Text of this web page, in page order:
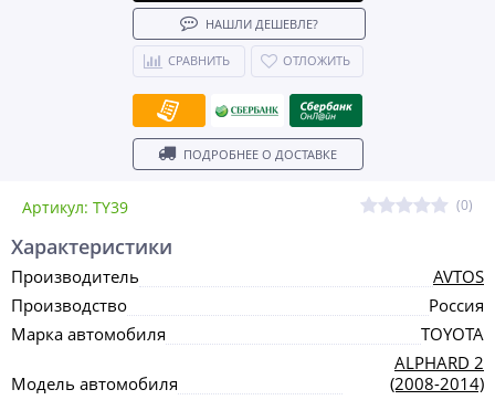
Артикул: TY39 (0)
НАШЛИ ДЕШЕВЛЕ?
СРАВНИТЬ ОТЛОЖИТЬ
ПОДРОБНЕЕ О ДОСТАВКЕ
Характеристики
Производитель
AVTOS
Производство
Россия
Марка автомобиля
TOYOTA
Модель автомобиля
ALPHARD 2
(2008-2014)